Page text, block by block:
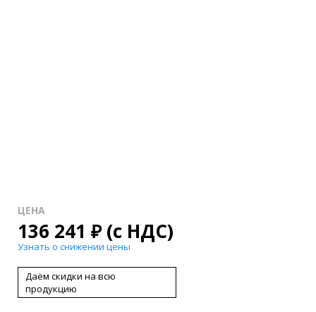
ЦЕНА
136 241 ₽(с НДС)
Узнать о снижении цены
Даём скидки на всю
продукцию